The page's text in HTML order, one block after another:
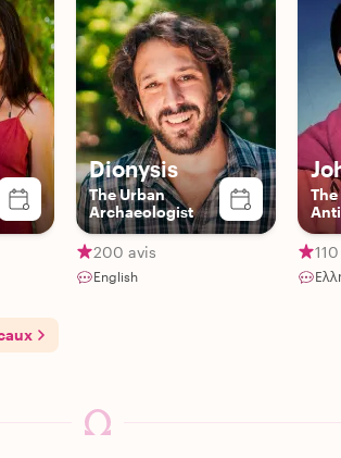
Dionysis
The Urban
Archaeologist
200 avis
English